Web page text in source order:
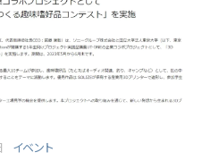
イベント